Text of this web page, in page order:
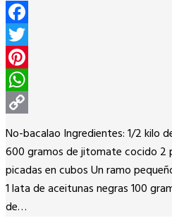
Facebook
Twitter
Pinterest
WhatsApp
Copy
Link
No-bacalao Ingredientes: 1/2 kilo
600 gramos de jitomate cocido 2
picadas en cubos Un ramo
1 lata de aceitunas negras 100
de…